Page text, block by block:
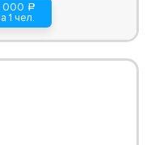
000 a
1 чел.